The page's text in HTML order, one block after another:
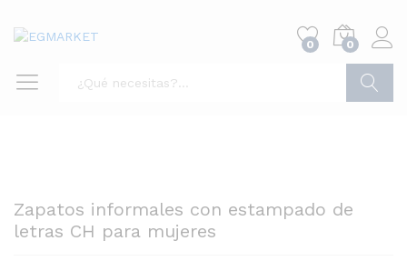
0 0
Zapatos informales con estampado de
letras CH para mujeres